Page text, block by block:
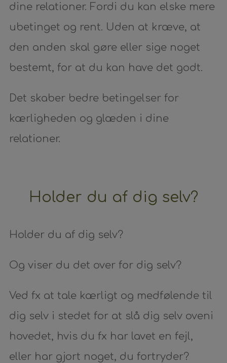
dine relationer. Fordi du kan elske mere
ubetinget og rent. Uden at kræve, at
den anden skal gøre eller sige noget
bestemt, for at du kan have det godt.
Det skaber bedre betingelser for
kærligheden og glæden i dine
relationer.
Holder du af dig selv?
Holder du af dig selv?
Og viser du det over for dig selv?
Ved fx at tale kærligt og medfølende til
dig selv i stedet for at slå dig selv oveni
hovedet, hvis du fx har lavet en fejl,
eller har gjort noget, du fortryder?